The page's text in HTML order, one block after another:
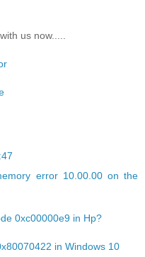
us now.....
error 10.00.00 on the
0xc00000e9 in Hp?
in Windows 10